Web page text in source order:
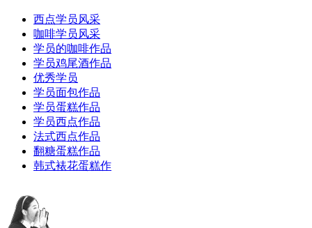
西点学员风采
咖啡学员风采
学员的咖啡作品
学员鸡尾酒作品
优秀学员
学员面包作品
学员蛋糕作品
学员西点作品
法式西点作品
翻糖蛋糕作品
韩式裱花蛋糕作